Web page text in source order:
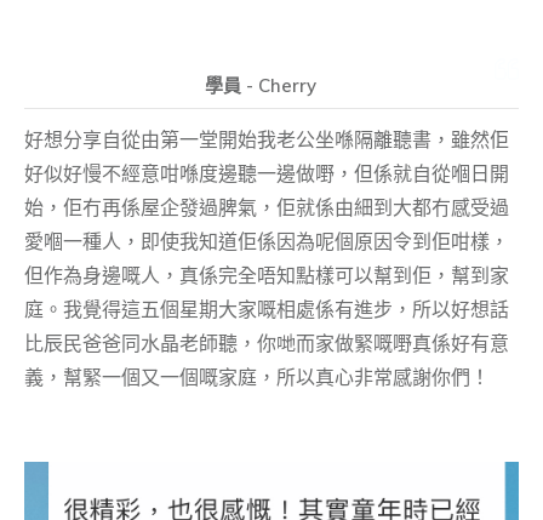
學員 - Cherry
好想分享自從由第一堂開始我老公坐喺隔離聽書，雖然佢
好似好慢不經意咁喺度邊聽一邊做嘢，但係就自從嗰日開
始，佢冇再係屋企發過脾氣，佢就係由細到大都冇感受過
愛嗰一種人，即使我知道佢係因為呢個原因令到佢咁樣，
但作為身邊嘅人，真係完全唔知點樣可以幫到佢，幫到家
庭。我覺得這五個星期大家嘅相處係有進步，所以好想話
比辰民爸爸同水晶老師聽，你哋而家做緊嘅嘢真係好有意
義，幫緊一個又一個嘅家庭，所以真心非常感謝你們！